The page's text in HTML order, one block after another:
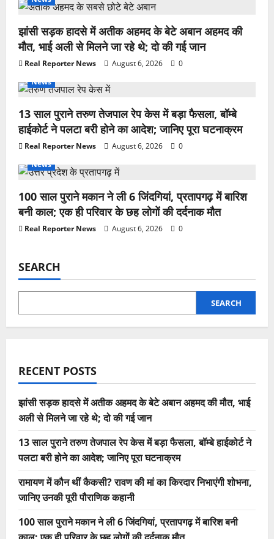
झांसी सड़क हादसे में अतीक अहमद के बेटे अबान अहमद की
मौत, भाई अली से मिलने जा रहे थे; दो की गई जान
Real Reporter News August 6, 2026
0
News
13 साल पुराने तरुण तेजपाल रेप केस में बड़ा फैसला, बॉम्बे
हाईकोर्ट ने पलटा बरी होने का आदेश; जानिए पूरा घटनाक्रम
Real Reporter News August 6, 2026
0
News
100 साल पुराने मकान ने ली 6 जिंदगियां, प्रतापगढ़ में बारिश
बनी काल; एक ही परिवार के छह लोगों की दर्दनाक मौत
Real Reporter News August 6, 2026 0
SEARCH
SEARCH
RECENT POSTS
झांसी सड़क हादसे में अतीक अहमद के बेटे अबान अहमद की मौत, भाई
अली से मिलने जा रहे थे; दो की गई जान
13 साल पुराने तरुण तेजपाल रेप केस में बड़ा फैसला, बॉम्बे हाईकोर्ट ने
पलटा बरी होने का आदेश; जानिए पूरा घटनाक्रम
रामायण में कौन थीं कैकसी? रावण की मां का किरदार निभाएंगी शोभना,
जानिए उनकी पूरी पौराणिक कहानी
100 साल पुराने मकान ने ली 6 जिंदगियां, प्रतापगढ़ में बारिश बनी